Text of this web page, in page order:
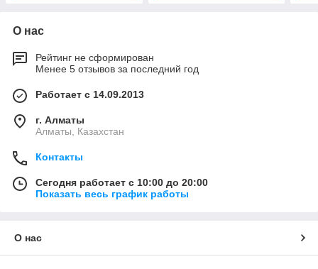
О нас
Рейтинг не сформирован
Менее 5 отзывов за последний год
Работает с 14.09.2013
г. Алматы
Алматы, Казахстан
Контакты
Сегодня работает с 10:00 до 20:00
Показать весь график работы
О нас